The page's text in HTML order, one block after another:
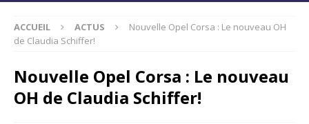
ACCUEIL ACTUS
Nouvelle Opel Corsa : Le nouveau OH
de Claudia Schiffer!
Nouvelle Opel Corsa : Le nouveau
OH de Claudia Schiffer!